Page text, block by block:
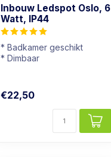
Inbouw Ledspot Oslo, 6
Watt, IP44
* Badkamer geschikt
* Dimbaar
€22,50